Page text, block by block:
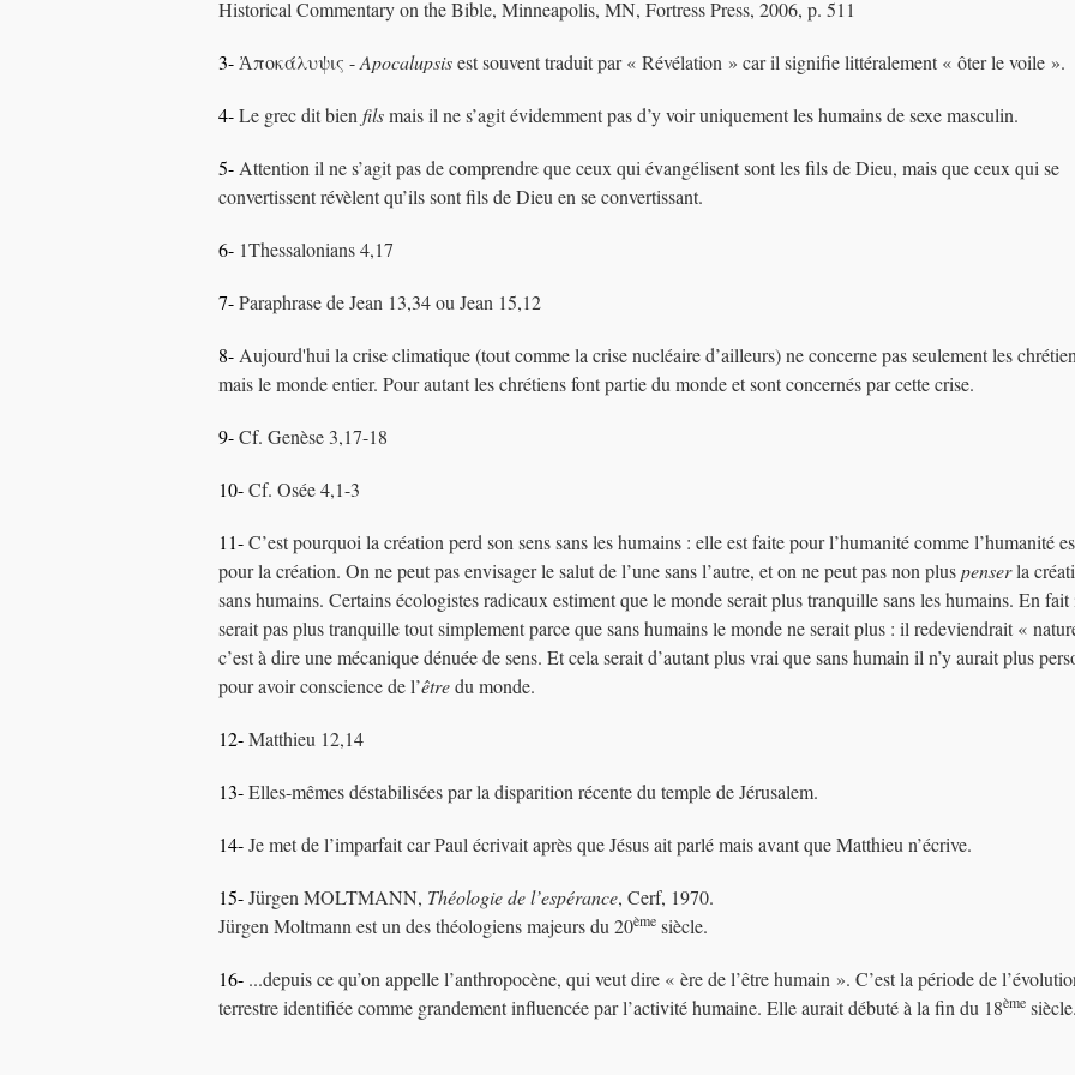
Historical Commentary on the Bible, Minneapolis, MN, Fortress Press, 2006, p. 511
3- Ἀποκάλυψις -Apocalupsisest souvent traduit par « Révélation » car il signifie littéralement « ôter le voile ».
4-Le grec dit bien filsmais il ne s’agit évidemment pas d’y voir uniquement les humains de sexe masculin.
5- Attention il ne s’agit pas de comprendre que ceux qui évangélisent sont les fils de Dieu, mais que ceux qui se
convertissent révèlent qu’ils sont fils de Dieu en se convertissant.
6- 1Thessalonians 4,17
7-Paraphrase de Jean 13,34 ou Jean 15,12
8- Aujourd'hui la crise climatique (tout comme la crise nucléaire d’ailleurs) ne concerne pas seulement les
mais le monde entier. Pour autant les chrétiens font partie du monde et sont concernés par cette crise.
9-Cf. Genèse 3,17-18
10-Cf. Osée 4,1-3
11-C’est pourquoi la création perd son sens sans les humains : elle est faite pour l’humanité comme l’humanité
pour la création. On ne peut pas envisager le salut de l’une sans l’autre, et on ne peut pas non pluspenserla
sans humains. Certains écologistes radicaux estiment que le monde serait plus tranquille sans les humains. En
serait pas plus tranquille tout simplement parce que sans humains le monde ne serait plus : il redeviendrait «
c’est à dire une mécanique dénuée de sens. Et cela serait d’autant plus vrai que sans humain il n’y aurait plus
pour avoir conscience de l’êtredu monde.
12-Matthieu 12,14
13-Elles-mêmes déstabilisées par la disparition récente du temple de Jérusalem.
14-Je met de l’imparfait car Paul écrivait après que Jésus ait parlé mais avant que Matthieu n’écrive.
15-Jürgen MOLTMANN, Théologie de l’espérance, Cerf, 1970.
Jürgen Moltmann est un des théologiens majeurs du 20ème siècle.
16- ...depuis ce qu’on appelle l’anthropocène, qui veut dire « ère de l’être humain ». C’est la période de
terrestre identifiée comme grandement influencée par l’activité humaine. Elle aurait débuté à la fin du 18ème